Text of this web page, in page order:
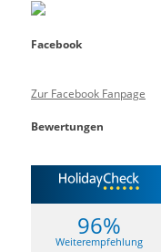
Facebook
Zur Facebook Fanpage
Bewertungen
96%
Weiterempfehlung